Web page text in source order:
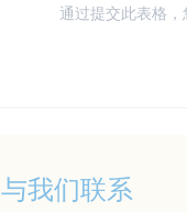
通过提交此表格
与我们联系